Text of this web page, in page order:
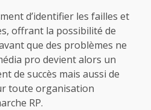
d’identifier les failles et
offrant la possibilité de
que des problèmes ne
pro devient alors un
de succès mais aussi de
toute organisation
RP.